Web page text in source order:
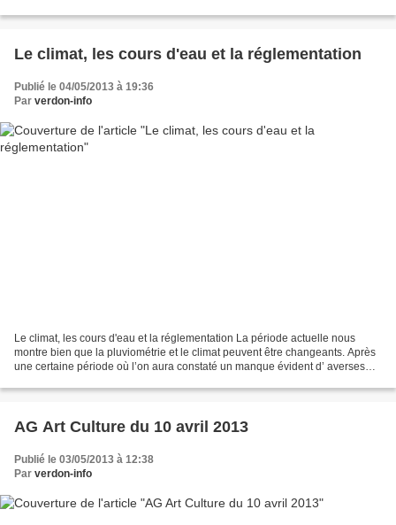
Le climat, les cours d'eau et la réglementation
Publié le 04/05/2013 à 19:36
Par verdon-info
Le climat, les cours d'eau et la réglementation La période actuelle nous
montre bien que la pluviométrie et le climat peuvent être changeants. Après
une certaine période où l’on aura constaté un manque évident d’ averses
AG Art Culture du 10 avril 2013
Publié le 03/05/2013 à 12:38
Par verdon-info